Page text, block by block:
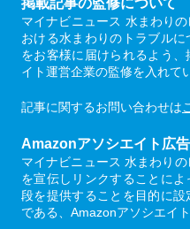
掲載記事の監修について
マイナビニュース 水まわり
おける水まわりのトラブルに
をお客様に届けられるよう
イト運営企業の監修を入れて
記事に関するお問い合わせは
Amazonアソシエイト広
マイナビニュース 水まわり
を宣伝しリンクすることに
段を提供することを目的に
である、Amazonアソシエイ